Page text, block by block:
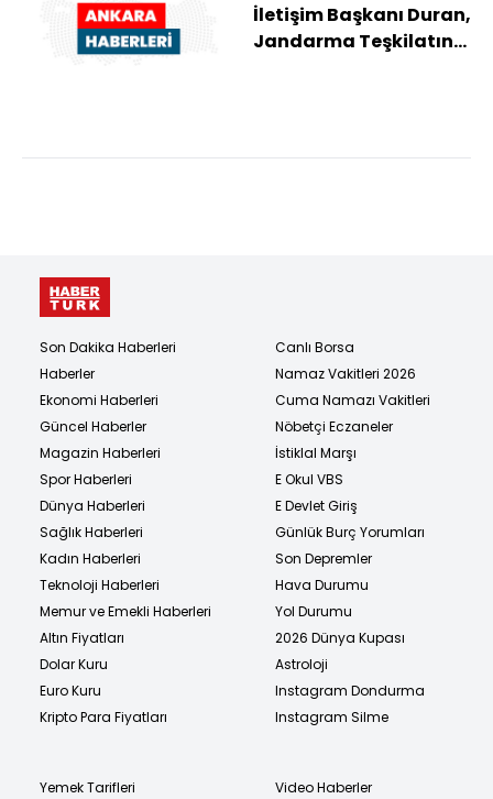
İletişim Başkanı Duran,
Jandarma Teşkilatının
Son Dakika Haberleri
Haberler
Ekonomi Haberleri
Güncel Haberler
Magazin Haberleri
Spor Haberleri
Dünya Haberleri
Sağlık Haberleri
Kadın Haberleri
Teknoloji Haberleri
Memur ve Emekli Haberleri
Altın Fiyatları
Dolar Kuru
Euro Kuru
Kripto Para Fiyatları
Canlı Borsa
Namaz Vakitleri 2026
Cuma Namazı Vakitleri
Nöbetçi Eczaneler
İstiklal Marşı
E Okul VBS
E Devlet Giriş
Günlük Burç Yorumları
Son Depremler
Hava Durumu
Yol Durumu
2026 Dünya Kupası
Astroloji
Instagram Dondurma
Instagram Silme
Yemek Tarifleri
Video Haberler